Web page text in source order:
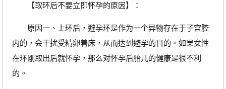
【取环后不要立即怀孕的原因】：
原因一、上环后，避孕环是作为一个异物存在于子宫腔
内的，会干扰受精卵着床，从而达到避孕的目的。如果女性
在环刚取出后就怀孕，那么对怀孕后胎儿的健康是很不利
的。